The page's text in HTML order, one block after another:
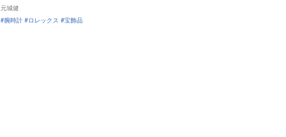
元城健
腕時計
ロレックス 宝飾品